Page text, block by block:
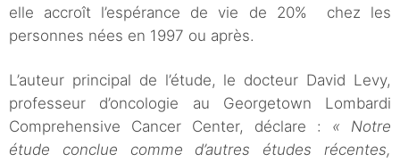
elle accroît l’espérance de vie de 20% chez les
personnes nées en 1997 ou après.
L’auteur principal de l’étude, le docteur David Levy,
professeur d’oncologie au Georgetown Lombardi
Comprehensive Cancer Center, déclare : « Notre
étude conclue comme d’autres études récentes,